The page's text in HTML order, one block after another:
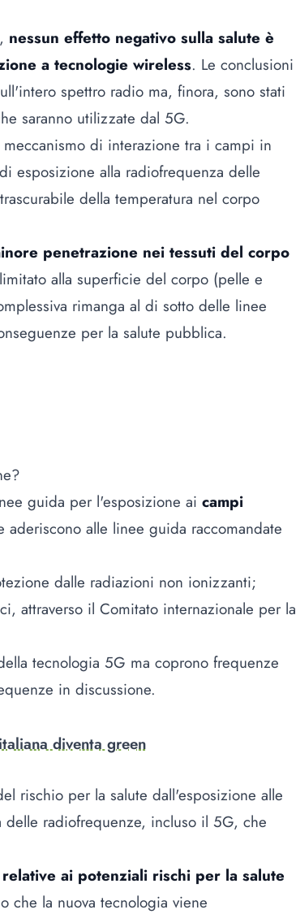
nessun effetto negativo sulla salute è
a tecnologie wireless. Le conclusioni
spettro radio ma, finora, sono stati
saranno utilizzate dal 5G.
di interazione tra i campi in
esposizione alla radiofrequenza delle
della temperatura nel corpo
penetrazione nei tessuti del corpo
alla superficie del corpo (pelle e
rimanga al di sotto delle linee
per la salute pubblica.
guida per l'esposizione ai campi
aderiscono alle linee guida raccomandate
dalle radiazioni non ionizzanti;
attraverso il Comitato internazionale per la
tecnologia 5G ma coprono frequenze
in discussione.
diventa green
rischio per la salute dall'esposizione alle
radiofrequenze, incluso il 5G, che
ai potenziali rischi per la salute
che la nuova tecnologia viene